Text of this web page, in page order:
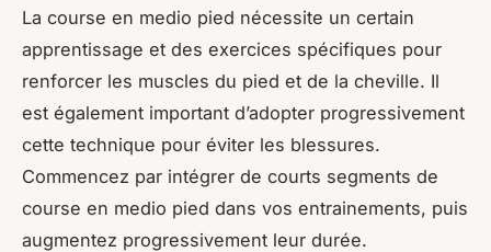
La course en medio pied nécessite un certain
apprentissage et des exercices spécifiques pour
renforcer les muscles du pied et de la cheville. Il
est également important d’adopter progressivement
cette technique pour éviter les blessures.
Commencez par intégrer de courts segments de
course en medio pied dans vos entrainements, puis
augmentez progressivement leur durée.